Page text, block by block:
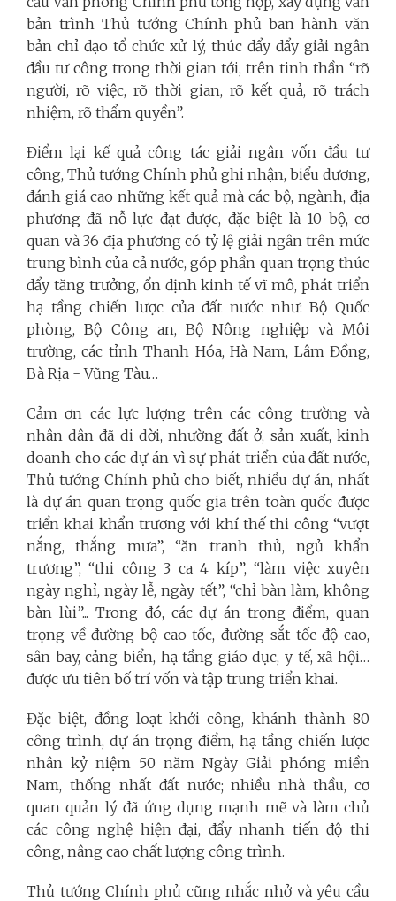
bản trình Thủ tướng Chính phủ ban hành văn
bản chỉ đạo tổ chức xử lý, thúc đẩy đẩy giải ngân
đầu tư công trong thời gian tới, trên tinh thần “rõ
người, rõ việc, rõ thời gian, rõ kết quả, rõ trách
nhiệm, rõ thẩm quyền”.
Điểm lại kế quả công tác giải ngân vốn đầu tư
công, Thủ tướng Chính phủ ghi nhận, biểu dương,
đánh giá cao những kết quả mà các bộ, ngành, địa
phương đã nỗ lực đạt được, đặc biệt là 10 bộ, cơ
quan và 36 địa phương có tỷ lệ giải ngân trên mức
trung bình của cả nước, góp phần quan trọng thúc
đẩy tăng trưởng, ổn định kinh tế vĩ mô, phát triển
hạ tầng chiến lược của đất nước như: Bộ Quốc
phòng, Bộ Công an, Bộ Nông nghiệp và Môi
trường, các tỉnh Thanh Hóa, Hà Nam, Lâm Đồng,
Bà Rịa - Vũng Tàu…
Cảm ơn các lực lượng trên các công trường và
nhân dân đã di dời, nhường đất ở, sản xuất, kinh
doanh cho các dự án vì sự phát triển của đất nước,
Thủ tướng Chính phủ cho biết, nhiều dự án, nhất
là dự án quan trọng quốc gia trên toàn quốc được
triển khai khẩn trương với khí thế thi công “vượt
nắng, thắng mưa”, “ăn tranh thủ, ngủ khẩn
trương”, “thi công 3 ca 4 kíp”, “làm việc xuyên
ngày nghỉ, ngày lễ, ngày tết”, “chỉ bàn làm, không
bàn lùi”... Trong đó, các dự án trọng điểm, quan
trọng về đường bộ cao tốc, đường sắt tốc độ cao,
sân bay, cảng biển, hạ tầng giáo dục, y tế, xã hội…
được ưu tiên bố trí vốn và tập trung triển khai.
Đặc biệt, đồng loạt khởi công, khánh thành 80
công trình, dự án trọng điểm, hạ tầng chiến lược
nhân kỷ niệm 50 năm Ngày Giải phóng miền
Nam, thống nhất đất nước; nhiều nhà thầu, cơ
quan quản lý đã ứng dụng mạnh mẽ và làm chủ
các công nghệ hiện đại, đẩy nhanh tiến độ thi
công, nâng cao chất lượng công trình.
Thủ tướng Chính phủ cũng nhắc nhở và yêu cầu